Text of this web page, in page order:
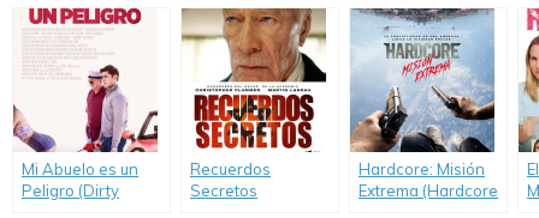
Mi Abuelo es un
Peligro (Dirty
Recuerdos
Secretos
Hardcore: Misión
Extrema (Hardcore